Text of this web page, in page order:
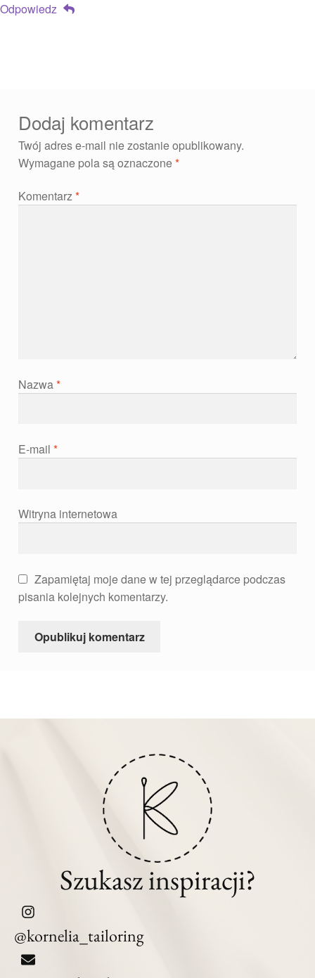
Odpowiedz
Dodaj komentarz
Twój adres e-mail nie zostanie opublikowany.
Wymagane pola są oznaczone*
Komentarz*
Nazwa*
E-mail *
Witryna internetowa
Zapamiętaj moje dane w tej przeglądarce podczas
pisania kolejnych komentarzy.
Szukasz inspiracji?
@kornelia_tailoring